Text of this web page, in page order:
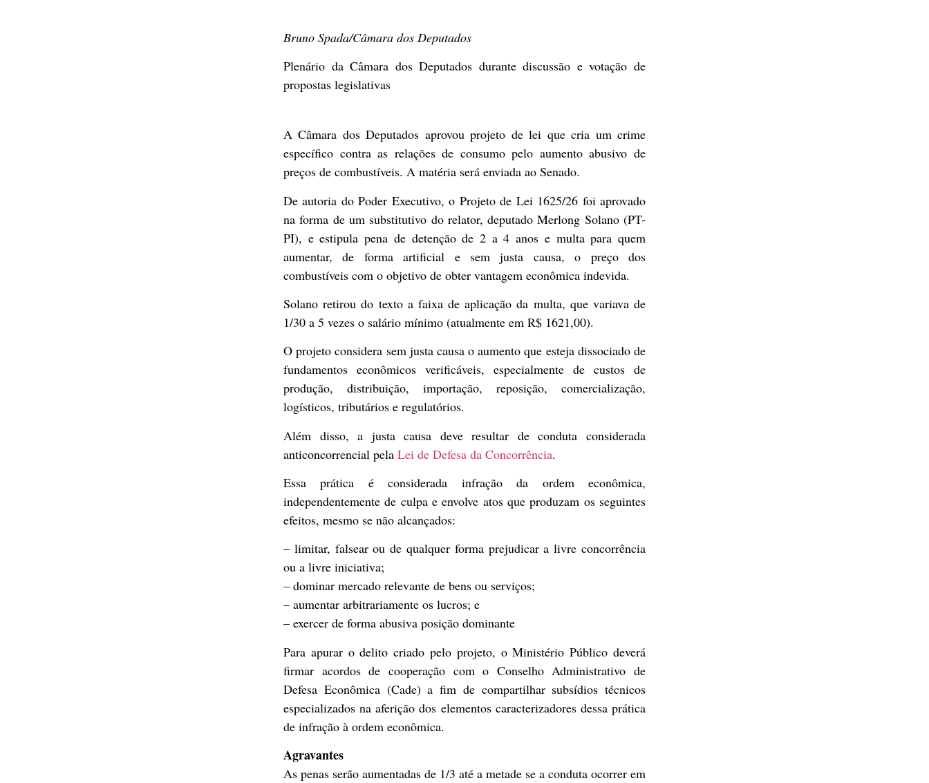
Bruno Spada/Câmara dos Deputados
Plenário da Câmara dos Deputados durante discussão e votação de
propostas legislativas
A Câmara dos Deputados aprovou projeto de lei que cria um crime
específico contra as relações de consumo pelo aumento abusivo de
preços de combustíveis. A matéria será enviada ao Senado.
De autoria do Poder Executivo, o Projeto de Lei 1625/26 foi aprovado
na forma de um substitutivo do relator, deputado Merlong Solano (PT-
PI), e estipula pena de detenção de 2 a 4 anos e multa para quem
aumentar, de forma artificial e sem justa causa, o preço dos
combustíveis com o objetivo de obter vantagem econômica indevida.
Solano retirou do texto a faixa de aplicação da multa, que variava de
1/30 a 5 vezes o salário mínimo (atualmente em R$ 1621,00).
O projeto considera sem justa causa o aumento que esteja dissociado de
fundamentos econômicos verificáveis, especialmente de custos de
produção, distribuição, importação, reposição, comercialização,
logísticos, tributários e regulatórios.
Além disso, a justa causa deve resultar de conduta considerada
anticoncorrencial pela Lei de Defesa da Concorrência.
Essa prática é considerada infração da ordem econômica,
independentemente de culpa e envolve atos que produzam os seguintes
efeitos, mesmo se não alcançados:
– limitar, falsear ou de qualquer forma prejudicar a livre concorrência
ou a livre iniciativa;
– dominar mercado relevante de bens ou serviços;
– aumentar arbitrariamente os lucros; e
– exercer de forma abusiva posição dominante
Para apurar o delito criado pelo projeto, o Ministério Público deverá
firmar acordos de cooperação com o Conselho Administrativo de
Defesa Econômica (Cade) a fim de compartilhar subsídios técnicos
especializados na aferição dos elementos caracterizadores dessa prática
de infração à ordem econômica.
Agravantes
As penas serão aumentadas de 1/3 até a metade se a conduta ocorrer em